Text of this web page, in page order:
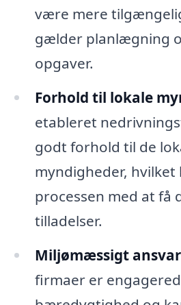
være mere
gælder planlægning
opgaver.
Forhold til lokale
etableret
godt forhold til de
myndigheder, hvilket
processen med at få
tilladelser.
Miljømæssigt
firmaer er